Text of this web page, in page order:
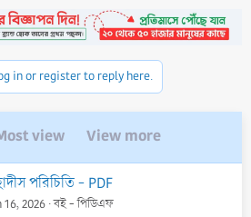
in or register to reply here.
view View more
পরিচিতি - PDF
16, 2026 বই - পিডিএফ